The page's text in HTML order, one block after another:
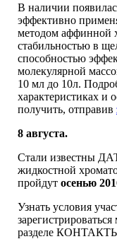
В наличии
эффективно
методом аффинной
стабильностью в
способностью
молекулярной
10 мл до 10л.
характеристиках и
получить, отправив
8 августа.
Стали известны
жидкостной
пройдут осенью
Узнать условия
разделе КОНТАКТЫ,